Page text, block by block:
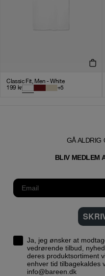
Classic Fit, Men - White
199 kr +5
GÅ ALDRIG
BLIV MEDLEM
Ja, jeg ønsker at
vedrørende tilbud,
deres produktsortiment via email. Dit
enhver tid tilbagekaldes
info@bareen.dk